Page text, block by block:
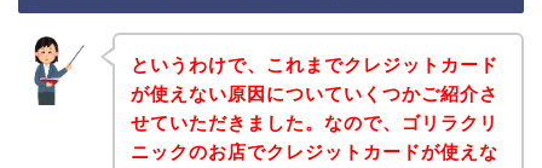
というわけで、これまでクレジットカード
が使えない原因についていくつかご紹介さ
せていただきました。なので、ゴリラクリ
ニックのお店でクレジットカードが使えな